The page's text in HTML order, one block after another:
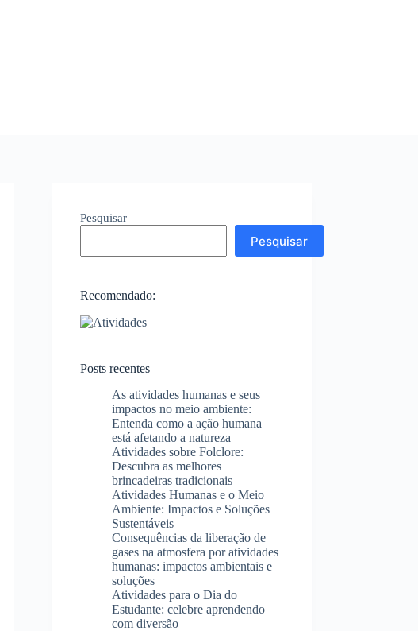
Pesquisar
Pesquisar
Recomendado:
Posts recentes
As atividades humanas e seus
impactos no meio ambiente:
Entenda como a ação humana
está afetando a natureza
Atividades sobre Folclore:
Descubra as melhores
brincadeiras tradicionais
Atividades Humanas e o Meio
Ambiente: Impactos e Soluções
Sustentáveis
Consequências da liberação de
gases na atmosfera por atividades
humanas: impactos ambientais e
soluções
Atividades para o Dia do
Estudante: celebre aprendendo
com diversão